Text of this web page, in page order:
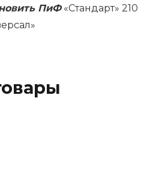
ПиФ«Стандарт» 210